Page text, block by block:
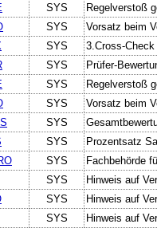
SYS
Regelverstoß
SYS
Vorsatz beim
SYS
3.Cross-
SYS
Prüfer-
SYS
Regelverstoß
SYS
Vorsatz beim
SYS
SYS
Prozentsatz
SYS
Fachbehörde
SYS
Hinweis auf
SYS
Hinweis auf
SYS
Hinweis auf